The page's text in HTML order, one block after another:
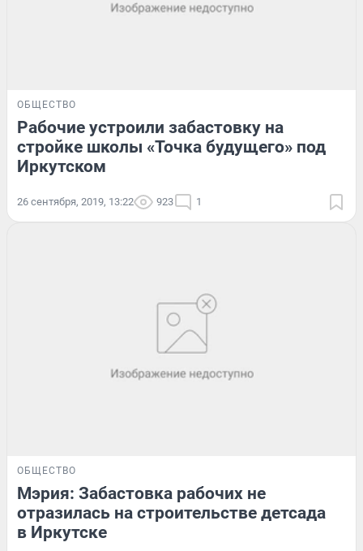
ОБЩЕСТВО
Рабочие устроили забастовку на
стройке школы «Точка будущего» под
Иркутском
26 сентября, 2019, 13:22 923 1
ОБЩЕСТВО
Мэрия: Забастовка рабочих не
отразилась на строительстве детсада
в Иркутске